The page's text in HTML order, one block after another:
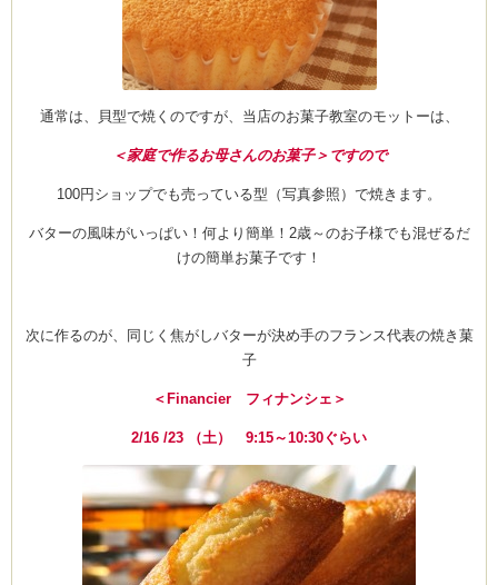
通常は、貝型で焼くのですが、当店のお菓子教室のモットーは、
＜家庭で作るお母さんのお菓子＞ですので
100円ショップでも売っている型（写真参照）で焼きます。
バターの風味がいっぱい！何より簡単！2歳～のお子様でも混ぜるだ
けの簡単お菓子です！
次に作るのが、同じく焦がしバターが決め手のフランス代表の焼き菓
子
＜Financier フィナンシェ＞
2/16 /23 （土） 9:15～10:30ぐらい